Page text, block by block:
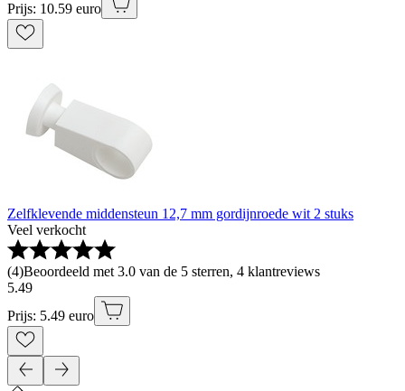
Prijs: 10.59 euro
Zelfklevende middensteun 12,7 mm gordijnroede wit 2 stuks
Veel verkocht
(4)Beoordeeld met 3.0 van de 5 sterren, 4 klantreviews
5.49
Prijs: 5.49 euro